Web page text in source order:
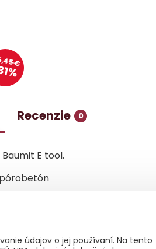
€
Recenzie 0
E tool.
údajov o jej používaní. Na tento